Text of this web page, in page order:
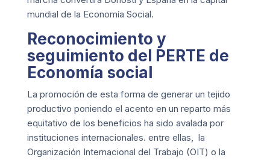
mundial de la Economía Social.
Reconocimiento y
seguimiento del PERTE de
Economía social
La promoción de esta forma de generar un tejido
productivo poniendo el acento en un reparto más
equitativo de los beneficios ha sido avalada por
instituciones internacionales. entre ellas, la
Organización Internacional del Trabajo (OIT) o la